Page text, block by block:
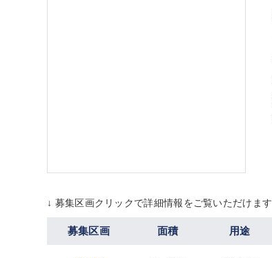
↓ 募集区画クリックで詳細情報をご覧いただけます
募集区画 面積 用途